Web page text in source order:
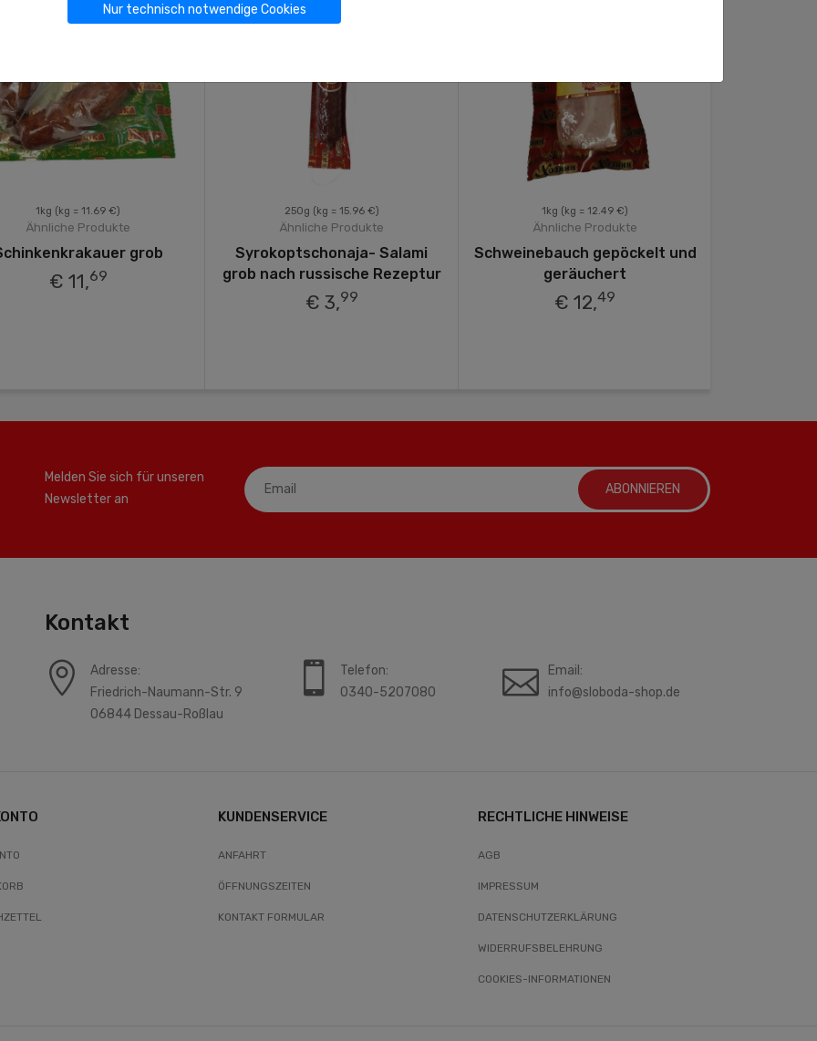
1kg (kg = 11.69 €)
Ähnliche Produkte
grob
€ 11,69
250g (kg = 15.96 €)
Ähnliche Produkte
Syrokoptschonaja- Salami
grob nach russische Rezeptur
€ 3,99
1kg (kg = 12.49 €)
Ähnliche Produkte
Schweinebauch gepöckelt und
geräuchert
€ 12,49
Melden Sie sich für unseren
Newsletter an
ABONNIEREN
Kontakt
Adresse:
Friedrich-Naumann-Str. 9
06844 Dessau-Roßlau
Telefon:
0340-5207080
Email:
info@sloboda-shop.de
KUNDENSERVICE
ANFAHRT
ÖFFNUNGSZEITEN
KONTAKT FORMULAR
RECHTLICHE HINWEISE
AGB
IMPRESSUM
DATENSCHUTZERKLÄRUNG
WIDERRUFSBELEHRUNG
COOKIES-INFORMATIONEN
Nur technisch notwendige Cookies